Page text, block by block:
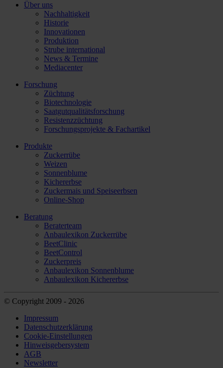
Über uns
Nachhaltigkeit
Historie
Innovationen
Produktion
Strube international
News & Termine
Mediacenter
Forschung
Züchtung
Biotechnologie
Saatgutqualitätsforschung
Resistenzzüchtung
Forschungsprojekte & Fachartikel
Produkte
Zuckerrübe
Weizen
Sonnenblume
Kichererbse
Zuckermais und Speiseerbsen
Online-Shop
Beratung
Beraterteam
Anbaulexikon Zuckerrübe
BeetClinic
BeetControl
Zuckerpreis
Anbaulexikon Sonnenblume
Anbaulexikon Kichererbse
© Copyright 2009 - 2026
Impressum
Datenschutzerklärung
Cookie-Einstellungen
Hinweisgebersystem
AGB
Newsletter